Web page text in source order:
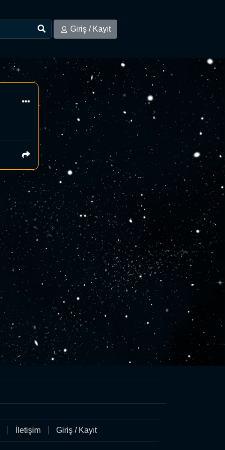
Giriş / Kayıt
İletişim Giriş / Kayıt